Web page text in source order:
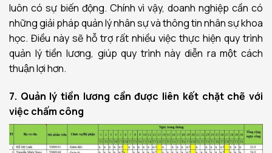
luôn có sự biến động. Chính vì vậy, doanh nghiệp cần có
những giải pháp quản lý nhân sự và thông tin nhân sự khoa
học. Điều này sẽ hỗ trợ rất nhiều việc thực hiện quy trình
quản lý tiền lương, giúp quy trình này diễn ra một cách
thuận lợi hơn.
7. Quản lý tiền lương cần được liên kết chặt chẽ với
việc chấm công